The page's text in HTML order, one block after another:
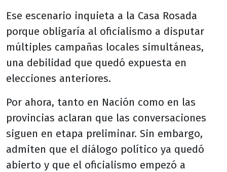
Ese escenario inquieta a la Casa Rosada
porque obligaría al oficialismo a disputar
múltiples campañas locales simultáneas,
una debilidad que quedó expuesta en
elecciones anteriores.
Por ahora, tanto en Nación como en las
provincias aclaran que las conversaciones
siguen en etapa preliminar. Sin embargo,
admiten que el diálogo político ya quedó
abierto y que el oficialismo empezó a